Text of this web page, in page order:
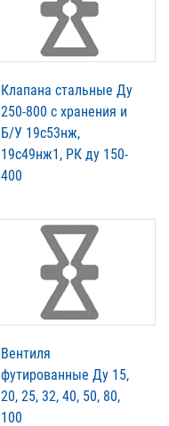
Клапана стальные Ду
250-800 с хранения и
Б/У 19с53нж,
19с49нж1, РК ду 150-
400
Вентиля
футированные Ду 15,
20, 25, 32, 40, 50, 80,
100